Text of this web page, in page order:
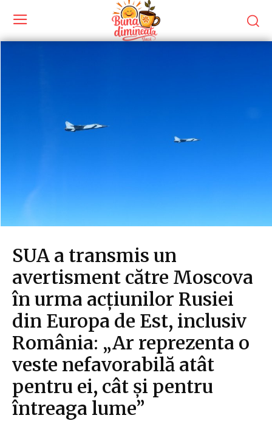
SUA a transmis un
avertisment către Moscova
în urma acțiunilor Rusiei
din Europa de Est, inclusiv
România: „Ar reprezenta o
veste nefavorabilă atât
pentru ei, cât și pentru
întreaga lume”